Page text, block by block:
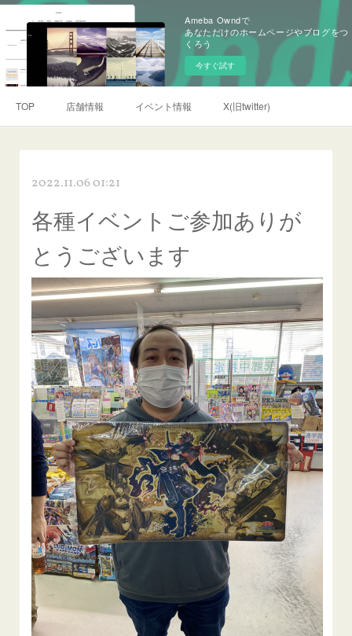
Ameba Owndで
あなただけのホームページやブログをつ
くろう
今すぐ試す
TOP 店舗情報 イベント情報 X(旧twitter)
2022.11.06 01:21
各種イベントご参加ありが
とうございます